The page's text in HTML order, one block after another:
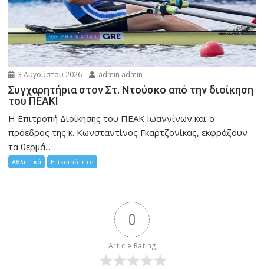
3 Αυγούστου 2026 admin admin
Συγχαρητήρια στον Στ. Ντούσκο από την διοίκηση
του ΠΕΑΚΙ
Η Επιτροπή Διοίκησης του ΠΕΑΚ Ιωαννίνων και ο
πρόεδρος της κ. Κωνσταντίνος Γκαρτζονίκας, εκφράζουν
τα θερμά...
Αθλητικά Επικαιρότητα
0
Article Rating